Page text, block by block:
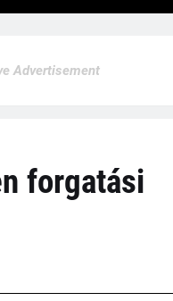
Advertisement
forgatási